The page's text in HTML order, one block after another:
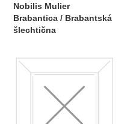
Nobilis Mulier
Brabantica / Brabantská
šlechtična